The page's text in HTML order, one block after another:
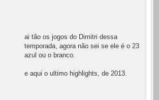
ai tão os jogos do Dimitri dessa
temporada, agora não sei se ele é o 23
azul ou o branco.
e aqui o ultimo highlights, de 2013.